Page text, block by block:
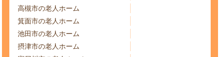
高槻市の老人ホーム
箕面市の老人ホーム
池田市の老人ホーム
摂津市の老人ホーム